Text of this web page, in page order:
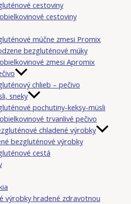
cestoviny
cestoviny
múčne zmesi Promix
bezgluténové múky
zmesi Apromix
chlieb – pečivo
sneky
pochutiny-keksy-müsli
trvanlivé pečivo
chladené výrobky
bezgluténové výrobky
cestá
výrobky hradené zdravotnou